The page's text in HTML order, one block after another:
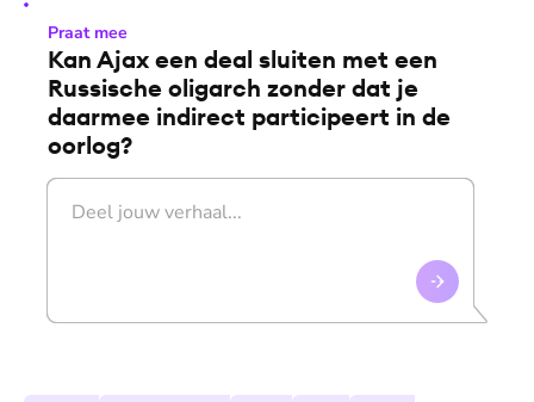
Praat mee
Kan Ajax een deal sluiten met een
Russische oligarch zonder dat je
daarmee indirect participeert in de
oorlog?